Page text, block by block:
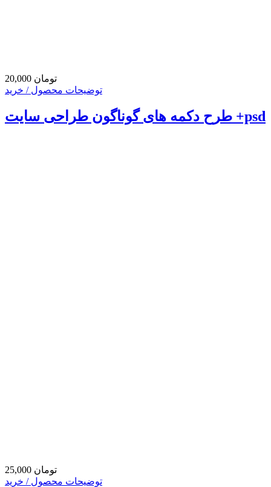
20,000 تومان
توضیحات محصول / خرید
طرح دکمه های گوناگون طراحی سایت +psd
25,000 تومان
توضیحات محصول / خرید